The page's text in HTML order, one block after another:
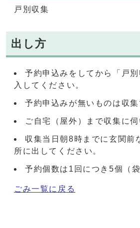
戸別収集
出し方
予約申込みをしてから「戸
入してください。
予約申込みが無いものは収集
ご自宅（屋外）まで収集に伺
収集当日朝8時までに玄関前
所に出してください。
予約個数は1回につき5個（
ごみ一覧に戻る